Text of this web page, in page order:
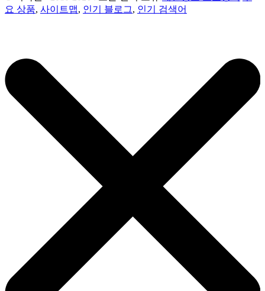
요 상품, 사이트맵, 인기 블로그, 인기 검색어